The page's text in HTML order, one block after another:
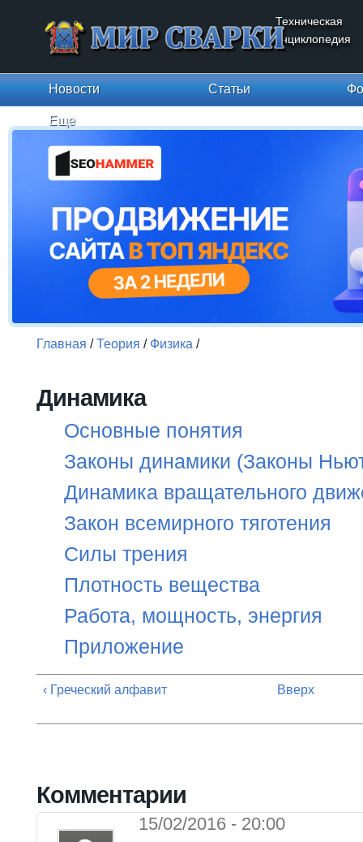
Техническая
энциклопедия
Новости Статьи
Еще
Главная /Теория / Физика /
Динамика
Основные понятия
Законы динамики (Законы
Динамика вращательного
Закон всемирного тяготения
Силы трения
Плотность вещества
Работа, мощность, энергия
Приложение
‹ Греческий алфавит Вверх
Комментарии
15/02/2016 - 20:00